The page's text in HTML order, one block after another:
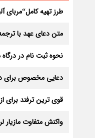
طرز تهیه کامل“مربای
متن دعای عهد با
نحوه ثبت نام در
دعایی مخصوص برای
قوی ترین ترفند برای
واکنش متفاوت مازیار